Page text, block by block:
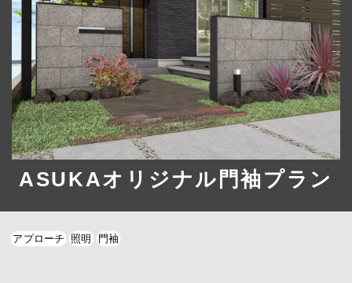
o
ASUKAオリジナル門袖プラン
アプローチ 照明 門袖